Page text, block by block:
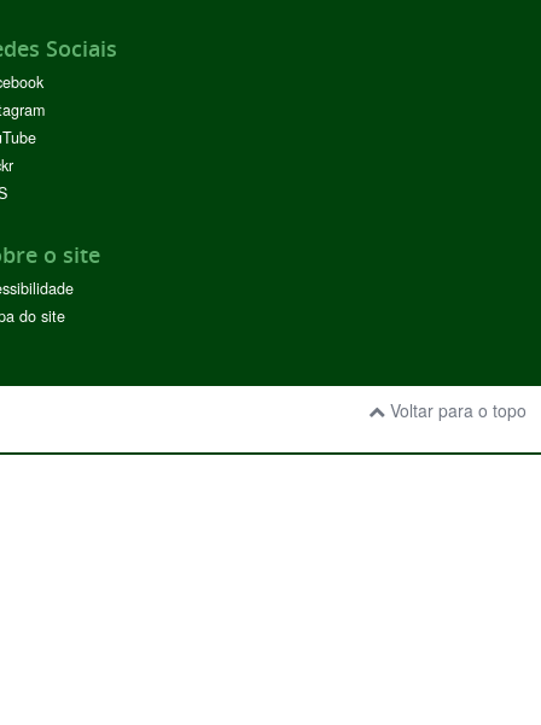
Sociais
o site
do site
Voltar para o topo